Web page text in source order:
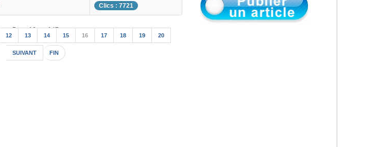
Clics : 7721
Page 16 sur 147
12 13 14 15 16 17 18 19 20
SUIVANT FIN